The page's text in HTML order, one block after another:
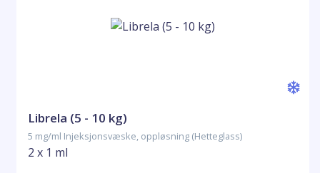
Librela (5 - 10 kg)
5 mg/ml Injeksjonsvæske, oppløsning (Hetteglass)
2 x 1 ml